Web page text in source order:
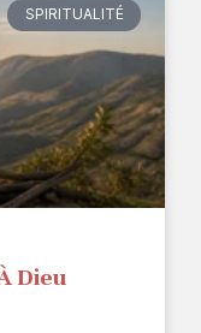
SPIRITUALITÉ
Dieu